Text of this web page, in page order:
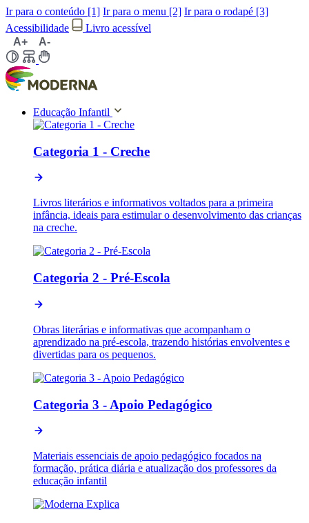
Ir para o conteúdo [1] Ir para o menu [2] Ir para o rodapé [3]
Acessibilidade
Livro acessível
A+
A-
Educação Infantil
Categoria 1 - Creche
Livros literários e informativos voltados para a primeira
infância, ideais para estimular o desenvolvimento das crianças
na creche.
Categoria 2 - Pré-Escola
Obras literárias e informativas que acompanham o
aprendizado na pré-escola, trazendo histórias envolventes e
divertidas para os pequenos.
Categoria 3 - Apoio Pedagógico
Materiais essenciais de apoio pedagógico focados na
formação, prática diária e atualização dos professores da
educação infantil